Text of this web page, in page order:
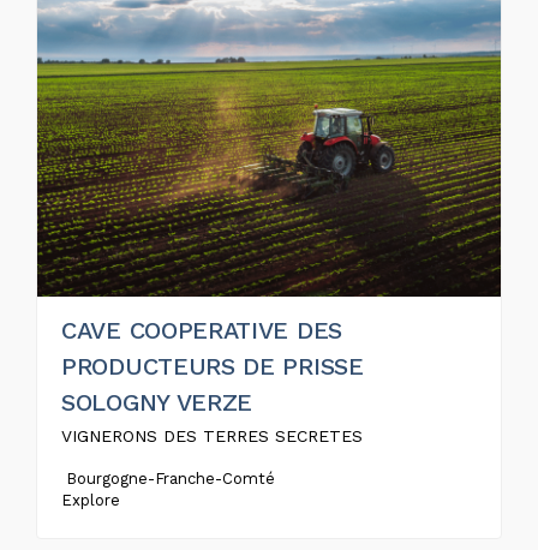
CAVE COOPERATIVE DES
PRODUCTEURS DE PRISSE
SOLOGNY VERZE
VIGNERONS DES TERRES SECRETES
Bourgogne-Franche-Comté
Explore